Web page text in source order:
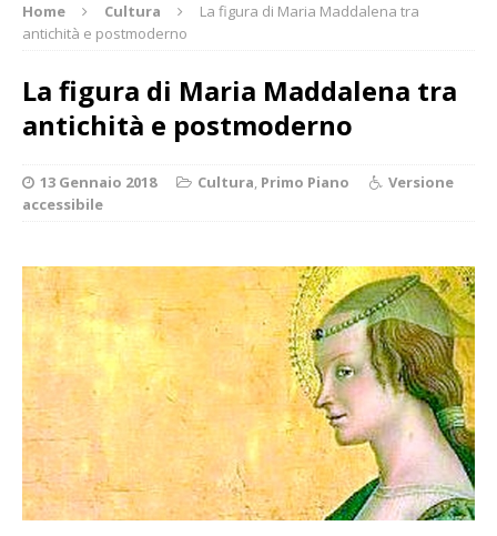
Home Cultura
La figura di Maria Maddalena tra
antichità e postmoderno
La figura di Maria Maddalena tra
antichità e postmoderno
13 Gennaio 2018 Cultura, Primo Piano
Versione
accessibile